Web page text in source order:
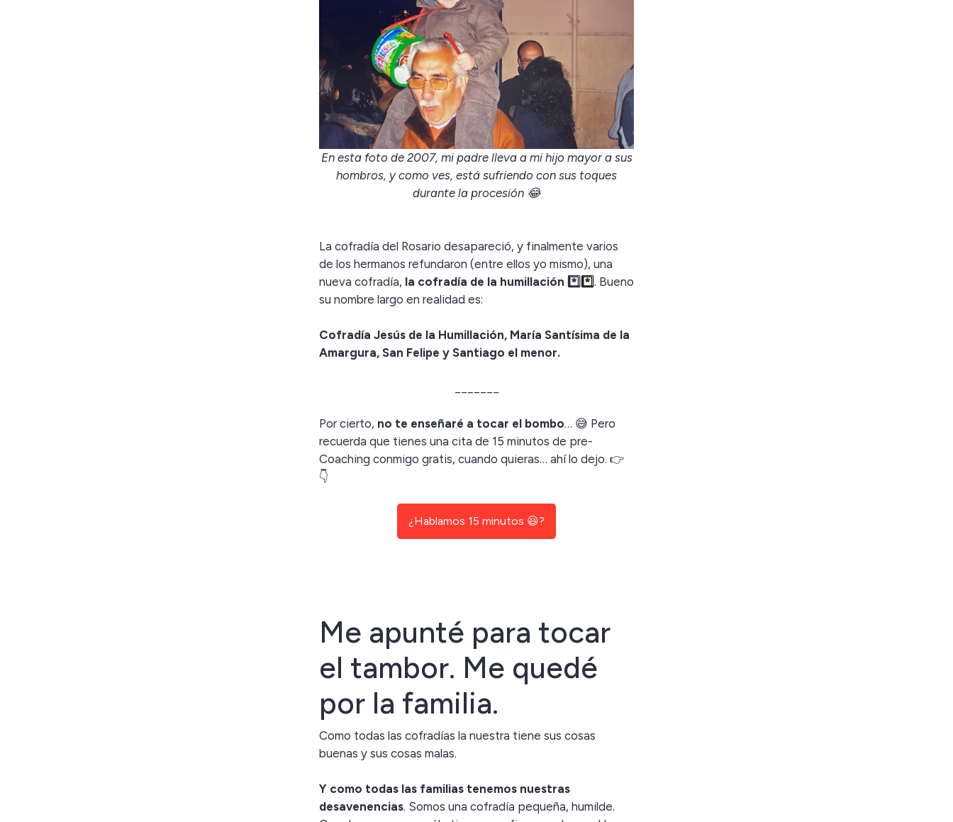
En esta foto de 2007, mi padre lleva a mi hijo mayor a sus
hombros, y como ves, está sufriendo con sus toques
durante la procesión 😂
La cofradía del Rosario desapareció, y finalmente varios
de los hermanos refundaron (entre ellos yo mismo), una
nueva cofradía, la cofradía de la humillación *️⃣ *️⃣. Bueno
su nombre largo en realidad es:
Cofradía Jesús de la Humillación, María Santísima de la
Amargura, San Felipe y Santiago el menor.
Por cierto, no te enseñaré a tocar el bombo… 😅 Pero
recuerda que tienes una cita de 15 minutos de pre-
Coaching conmigo gratis, cuando quieras… ahí lo dejo. 👉
👇
¿Hablamos 15 minutos 😃?
Me apunté para tocar
el tambor. Me quedé
por la familia.
Como todas las cofradías la nuestra tiene sus cosas
buenas y sus cosas malas.
Y como todas las familias tenemos nuestras
desavenencias. Somos una cofradía pequeña, humilde.